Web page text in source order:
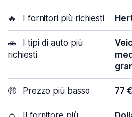
🔥 I fornitori più richiesti
🚗
I tipi di auto più
richiesti
🤑 Prezzo più basso 77
👛 Il fornitore più